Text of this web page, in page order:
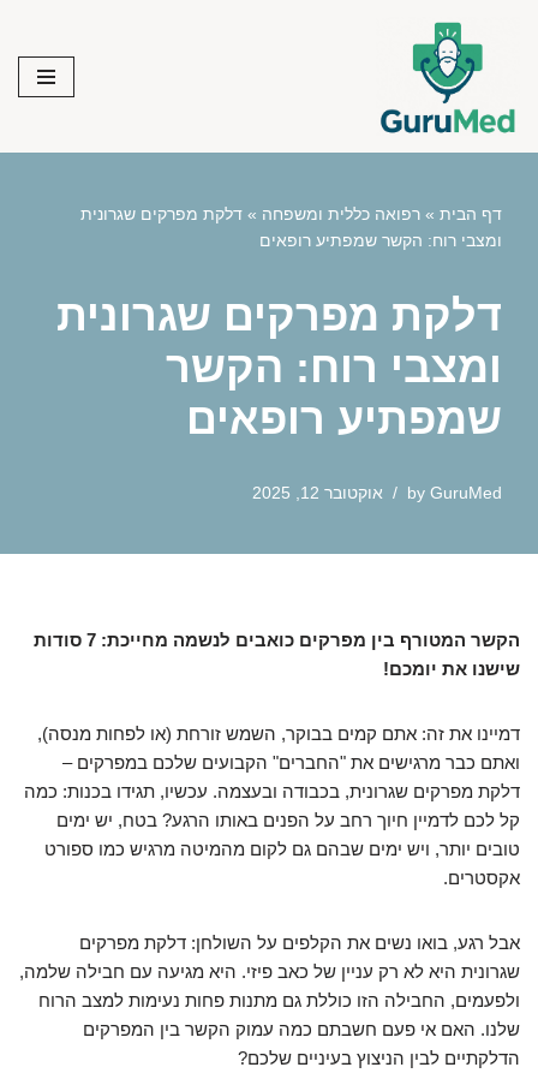
content
דף הבית » רפואה כללית ומשפחה » דלקת מפרקים שגרונית
ומצבי רוח: הקשר שמפתיע רופאים
דלקת מפרקים שגרונית
ומצבי רוח: הקשר
שמפתיע רופאים
by GuruMed אוקטובר 12, 2025
הקשר המטורף בין מפרקים כואבים לנשמה מחייכת: 7 סודות
שישנו את יומכם!
דמיינו את זה: אתם קמים בבוקר, השמש זורחת (או לפחות מנסה),
ואתם כבר מרגישים את "החברים" הקבועים שלכם במפרקים –
דלקת מפרקים שגרונית, בכבודה ובעצמה. עכשיו, תגידו בכנות: כמה
קל לכם לדמיין חיוך רחב על הפנים באותו הרגע? בטח, יש ימים
טובים יותר, ויש ימים שבהם גם לקום מהמיטה מרגיש כמו ספורט
אקסטרים.
אבל רגע, בואו נשים את הקלפים על השולחן: דלקת מפרקים
שגרונית היא לא רק עניין של כאב פיזי. היא מגיעה עם חבילה שלמה,
ולפעמים, החבילה הזו כוללת גם מתנות פחות נעימות למצב הרוח
שלנו. האם אי פעם חשבתם כמה עמוק הקשר בין המפרקים
הדלקתיים לבין הניצוץ בעיניים שלכם?